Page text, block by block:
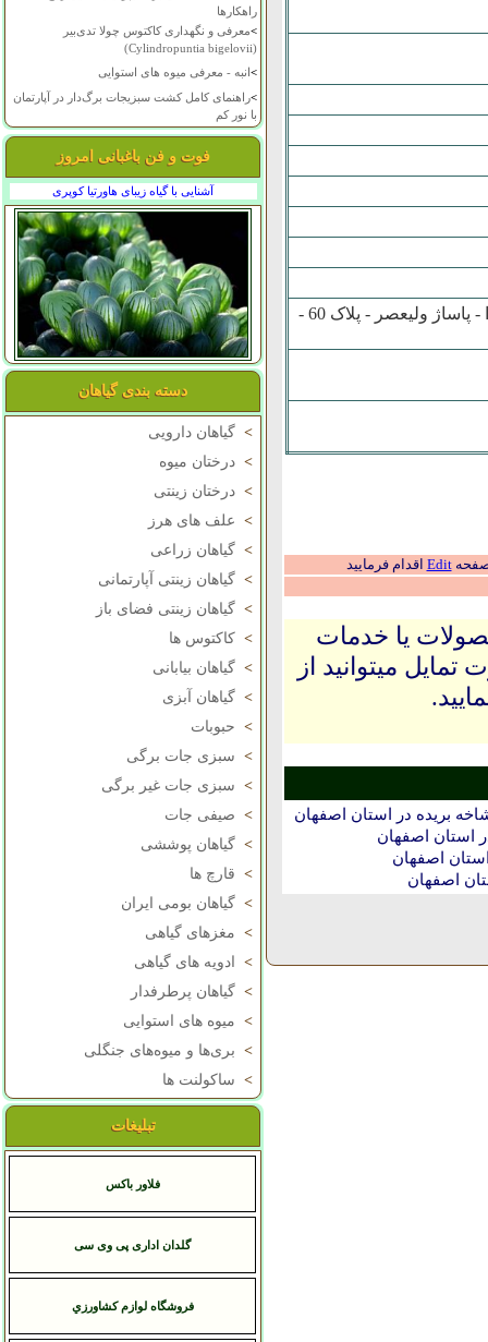
راهکارها
>معرفی و نگهداری کاکتوس چولا تدی‌بیر
(Cylindropuntia bigelovii)
>انبه - معرفی میوه های استوایی
>راهنمای کامل کشت سبزیجات برگ‌دار در آپارتمان
با نور کم
فوت و فن باغبانی امروز
آشنایی با گیاه زیبای هاورتیا کوپری
دسته بندی گیاهان
> گیاهان دارویی
> درختان میوه
> درختان زینتی
> علف های هرز
> گیاهان زراعی
> گیاهان زینتی آپارتمانی
> گیاهان زینتی فضای باز
> کاکتوس ها
> گیاهان بیابانی
> گیاهان آبزی
> حبوبات
> سبزی جات برگی
> سبزی جات غیر برگی
> صیفی جات
> گیاهان پوششی
> قارچ ها
> گیاهان بومی ایران
> مغزهای گیاهی
>
ادویه های گیاهی
> گیاهان پرطرفدار
> میوه های استوایی
> بری‌ها و میوه‌های جنگلی
> ساکولنت ها
تبلیغات
فلاور باکس
گلدان اداری پی وی سی
فروشگاه لوازم کشاورزي
فولادشهر - محلهB5 - بلوار آيت اله خامنه اي - کوچه دبيرستان نسل فردا - پاساژ وليعصر - پلاک 60 -
صفحهEdit اقدام فرمایید
یا خدمات
میتوانید از
بریده در استان اصفهان
استان اصفهان
اصفهان
اصفهان